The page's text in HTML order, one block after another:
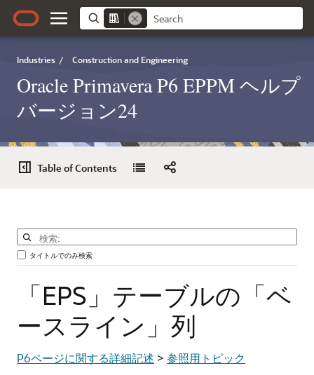
Industries / Construction and Engineering
Oracle Primavera P6 EPPM ヘルプ
バージョン24
Table of Contents
タイトルでのみ検索
「EPS」テーブルの「ベ
ースライン」列
P6ページに関する詳細記述 > 参照用トピック